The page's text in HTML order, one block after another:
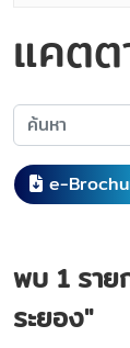
แคต
e-
พบ 1 ราย
ระยอง"